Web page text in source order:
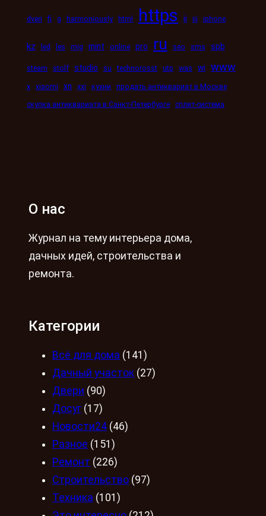
dveri fi g harmoniously html https ii iii iphone
kz led les mig mint online pro ru seo sms spb
steam stolf studio su technorosst utp was wi www
x xiaomi xn xxi кухни
продать антиквариат в Москве
скупка антиквариата в Санкт-Петербурге сплит-система
О нас
Журнал на тему интерьера дома,
дачных идей, строительства и
ремонта.
Категории
Всё для дома (141)
Дачный участок (27)
Двери (90)
Досуг (17)
Новости24 (46)
Разное (151)
Ремонт (226)
Строительство (97)
Техника (101)